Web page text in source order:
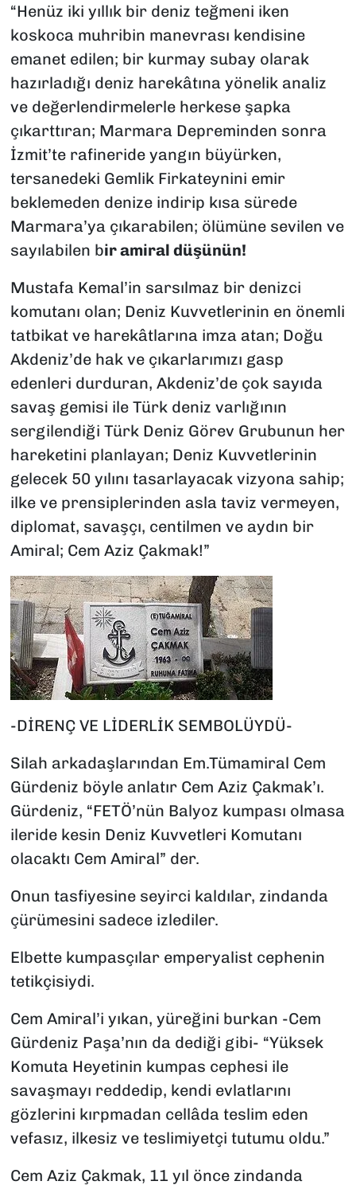
“Henüz iki yıllık bir deniz teğmeni iken
koskoca muhribin manevrası kendisine
emanet edilen; bir kurmay subay olarak
hazırladığı deniz harekâtına yönelik analiz
ve değerlendirmelerle herkese şapka
çıkarttıran; Marmara Depreminden sonra
İzmit’te rafineride yangın büyürken,
tersanedeki Gemlik Firkateynini emir
beklemeden denize indirip kısa sürede
Marmara’ya çıkarabilen; ölümüne sevilen ve
sayılabilen bir amiral düşünün!
Mustafa Kemal’in sarsılmaz bir denizci
komutanı olan; Deniz Kuvvetlerinin en önemli
tatbikat ve harekâtlarına imza atan; Doğu
Akdeniz’de hak ve çıkarlarımızı gasp
edenleri durduran, Akdeniz’de çok sayıda
savaş gemisi ile Türk deniz varlığının
sergilendiği Türk Deniz Görev Grubunun her
hareketini planlayan; Deniz Kuvvetlerinin
gelecek 50 yılını tasarlayacak vizyona sahip;
ilke ve prensiplerinden asla taviz vermeyen,
diplomat, savaşçı, centilmen ve aydın bir
Amiral; Cem Aziz Çakmak!”
-DİRENÇ VE LİDERLİK SEMBOLÜYDÜ-
Silah arkadaşlarından Em.Tümamiral Cem
Gürdeniz böyle anlatır Cem Aziz Çakmak’ı.
Gürdeniz, “FETÖ’nün Balyoz kumpası olmasa
ileride kesin Deniz Kuvvetleri Komutanı
olacaktı Cem Amiral” der.
Onun tasfiyesine seyirci kaldılar, zindanda
çürümesini sadece izlediler.
Elbette kumpasçılar emperyalist cephenin
tetikçisiydi.
Cem Amiral’i yıkan, yüreğini burkan -Cem
Gürdeniz Paşa’nın da dediği gibi- “Yüksek
Komuta Heyetinin kumpas cephesi ile
savaşmayı reddedip, kendi evlatlarını
gözlerini kırpmadan cellâda teslim eden
vefasız, ilkesiz ve teslimiyetçi tutumu oldu.”
Cem Aziz Çakmak, 11 yıl önce zindanda